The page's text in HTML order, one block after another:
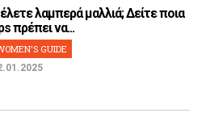
λαμπερά μαλλιά; Δείτε ποια
πρέπει να...
GUIDE